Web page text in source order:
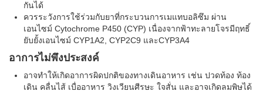
กันได้
ควรระวังการใช้ร่วมกับยาที่กระบวนการเมแทบอลิซึม ผ่าน
เอนไซม์ Cytochrome P450 (CYP) เนื่องจากฟ้าทะลายโจรมีฤทธิ์
ยับยั้งเอนไซม์ CYP1A2, CYP2C9 และCYP3A4
อาการไม่พึงประสงค์
อาจทำให้เกิดอาการผิดปกติของทางเดินอาหาร เช่น ปวดท้อง ท้อง
เดิน คลื่นไส้ เบื่ออาหาร วิงเวียนศีรษะ ใจสั่น และอาจเกิดลมพิษได้